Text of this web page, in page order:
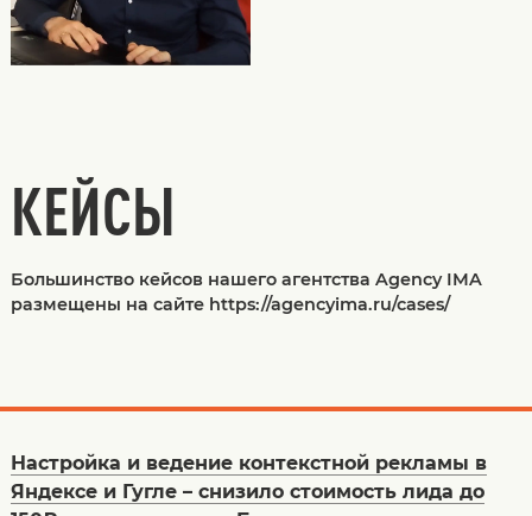
КЕЙСЫ
Большинство кейсов нашего агентства Agency IMA
размещены на сайте https://agencyima.ru/cases/
Настройка и ведение контекстной рекламы в
Яндексе и Гугле – снизило стоимость лида до